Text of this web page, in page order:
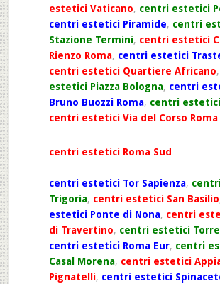
estetici Vaticano, centri estetici
centri estetici Piramide, centri
Stazione Termini, centri estetici
Rienzo Roma, centri estetici
centri estetici Quartiere Africano,
estetici Piazza Bologna, centri
Bruno Buozzi Roma, centri
centri estetici Via del Corso Roma
centri estetici Roma Sud
centri estetici Tor Sapienza,
Trigoria, centri estetici San Basilio
estetici Ponte di Nona, centri
di Travertino, centri estetici
centri estetici Roma Eur, centri
Casal Morena, centri estetici
Pignatelli, centri estetici